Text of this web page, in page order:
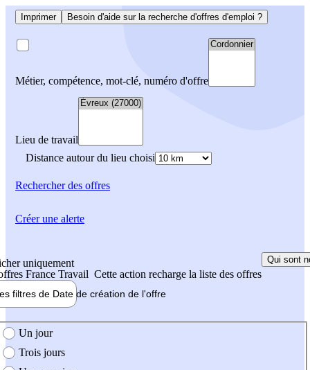
Imprimer Besoin d'aide sur la recherche d'offres d'emploi ?
Métier, compétence, mot-clé, numéro d'offre
Lieu de travail
Distance autour du lieu choisi
Rechercherdes offres
uniquement
France Travail Cette action recharge la liste des offres
Qui sont
filtres de Date de création de l'offre
création de l'offre
Un jour
Trois jours
Créer une alerte